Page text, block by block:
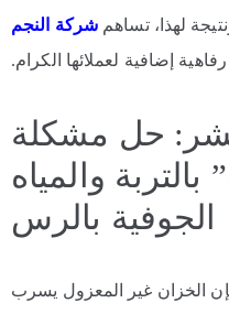
لهذا، تساهم شركة النجم
إضافية لعملائها الكرام.
حل مشكلة
بالتربة والمياه
الجوفية بالرس
الخزان غير المعزول يسرب